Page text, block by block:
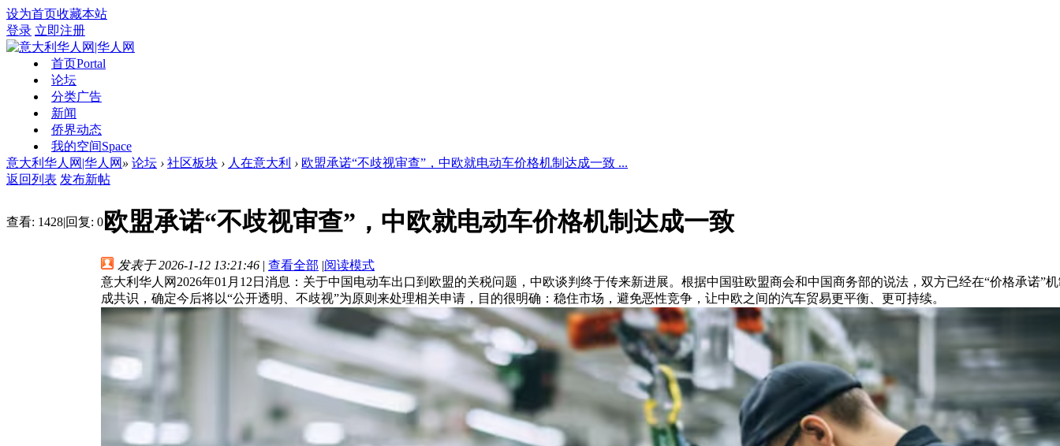
设为首页收藏本站
登录 立即注册
首页Portal
论坛
分类广告
新闻
侨界动态
我的空间Space
意大利华人网|华人网 » 论坛 › 社区板块 › 人在意大利 › 欧盟承诺“不歧视审查”，中欧就电动车价格机制达成一致 ...
返回列表 发布新帖
查看: 1428|回复: 0 欧盟承诺“不歧视审查”，中欧就电动车价格机制达成一致
发表于 2026-1-12 13:21:46 | 查看全部 |阅读模式
意大利华人网2026年01月12日消息：关于中国电动车出口到欧盟的关税问题，中欧谈判终于传来新进展。根据中国驻欧盟商会和中国商务部的说法，双方已经在“价格承诺”
成共识，确定今后将以“公开透明、不歧视”为原则来处理相关申请，目的很明确：稳住市场，避免恶性竞争，让中欧之间的汽车贸易更平衡、更可持续。